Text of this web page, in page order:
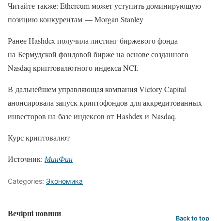
Читайте также: Ethereum может уступить доминирующую
позицию конкурентам — Morgan Stanley
Ранее Hashdex получила листинг биржевого фонда
на Бермудской фондовой бирже на основе созданного
Nasdaq криптовалютного индекса NCI.
В дальнейшем управляющая компания Victory Capital
анонсировала запуск криптофондов для аккредитованных
инвесторов на базе индексов от Hashdex и Nasdaq.
Курс криптовалют
Источник: МинФин
Categories: Экономика
Вечірні новини Back to top